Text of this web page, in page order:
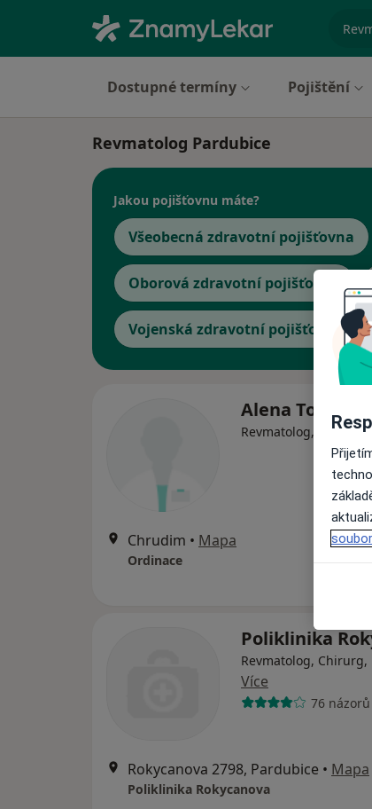
Dostupné termíny Pojištění
Revmatolog Pardubice
Jakou pojišťovnu máte?
Všeobecná zdravotní pojišťovna
Oborová zdravotní pojišťovna
Vojenská zdravotní pojišťovna ČR
Alena
Revmatolog,
Chrudim • Mapa
Ordinace
Poliklinika
Revmatolog, Chirurg,
Více
76 názorů
Rokycanova 2798, Pardubice • Mapa
Poliklinika Rokycanova